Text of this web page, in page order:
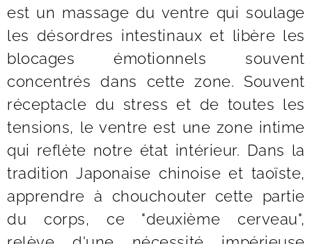
est un massage du ventre qui soulage
les désordres intestinaux et libère les
blocages émotionnels souvent
concentrés dans cette zone. Souvent
réceptacle du stress et de toutes les
tensions, le ventre est une zone intime
qui reflète notre état intérieur. Dans la
tradition Japonaise chinoise et taoïste,
apprendre à chouchouter cette partie
du corps, ce "deuxième cerveau",